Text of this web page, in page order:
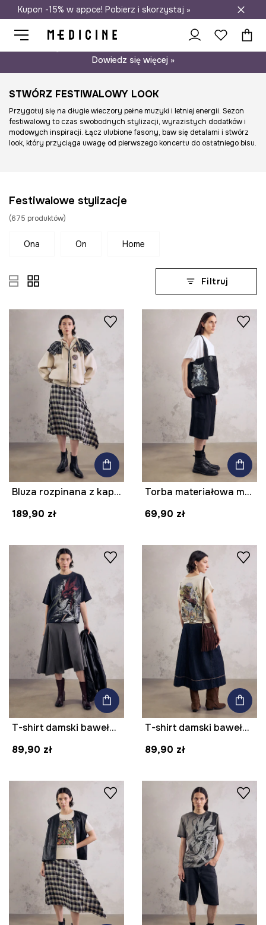
Darmowa dostawa do salonów
Kupon -15% w appce! Pobierz i skorzystaj »
Dowiedz się więcej »
STWÓRZ FESTIWALOWY LOOK
Przygotuj się na długie wieczory pełne muzyki i letniej energii. Sezon
festiwalowy to czas swobodnych stylizacji, wyrazistych dodatków i
modowych inspiracji. Łącz ulubione fasony, baw się detalami i stwórz
look, który przyciąga uwagę od pierwszego koncertu do ostatniego bisu.
Festiwalowe stylizacje
(675 produktów)
ona on home
Filtruj
Bluza rozpinana z kapturem damska z bawełną z kolekcji Mythical Creatures
189,90 zł
Torba materiałowa męska bawełniana z kolekcji Mythical Creatures
69,90 zł
T-shirt damski bawełniany z elastanem z kolekcji Mythical Creatures
89,90 zł
T-shirt damski bawełniany z nadrukiem z kolekcji Mythical Creatures
89,90 zł